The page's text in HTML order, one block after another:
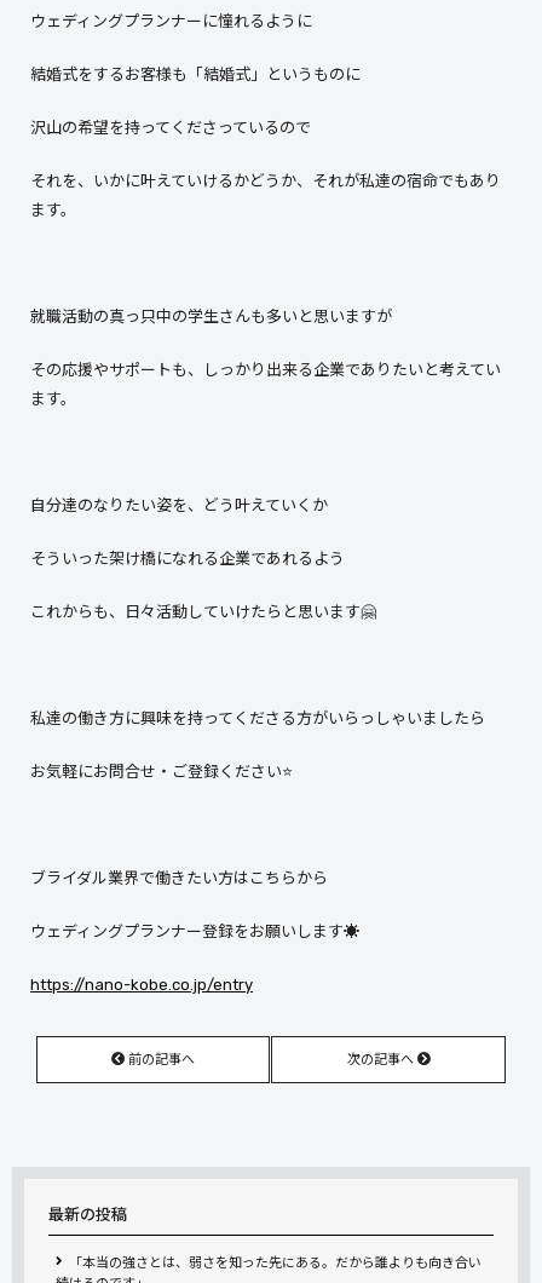
ウェディングプランナーに憧れるように
結婚式をするお客様も「結婚式」というものに
沢山の希望を持ってくださっているので
それを、いかに叶えていけるかどうか、それが私達の宿命でもあり
ます。
就職活動の真っ只中の学生さんも多いと思いますが
その応援やサポートも、しっかり出来る企業でありたいと考えてい
ます。
自分達のなりたい姿を、どう叶えていくか
そういった架け橋になれる企業であれるよう
これからも、日々活動していけたらと思います🤗
私達の働き方に興味を持ってくださる方がいらっしゃいましたら
お気軽にお問合せ・ご登録ください⭐
ブライダル業界で働きたい方はこちらから
ウェディングプランナー登録をお願いします☀
https://nano-kobe.co.jp/entry
前の記事へ 次の記事へ
最新の投稿
「本当の強さとは、弱さを知った先にある。だから誰よりも向き合い